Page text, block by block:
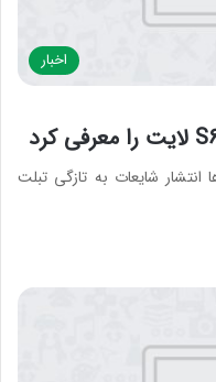
اخبار
شایعات به تازگی تبلت